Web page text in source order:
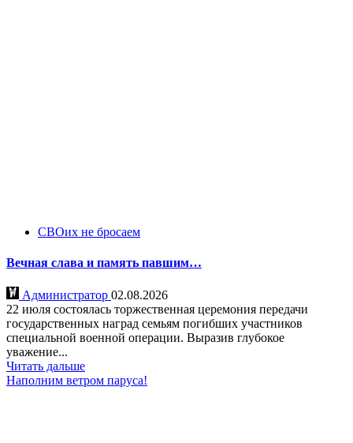
СВОих не бросаем
Вечная слава и память павшим…
Администратор 02.08.2026
22 июля состоялась торжественная церемония передачи
государственных наград семьям погибших участников
специальной военной операции. Выразив глубокое
уважение...
Читать дальше
Наполним ветром паруса!